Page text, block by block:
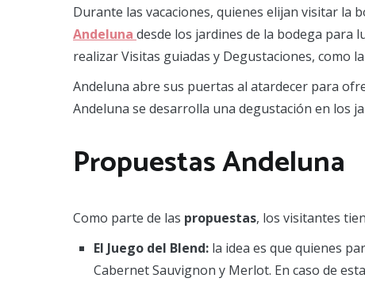
Durante las vacaciones, quienes elijan visitar la
Andeluna desde los jardines de la bodega para
realizar Visitas guiadas y Degustaciones, como
Andeluna abre sus puertas al atardecer para
Andeluna se desarrolla una degustación en los
Propuestas Andeluna
Como parte de las propuestas, los visitantes
El Juego del Blend:la idea es que quienes
Cabernet Sauvignon y Merlot. En caso de